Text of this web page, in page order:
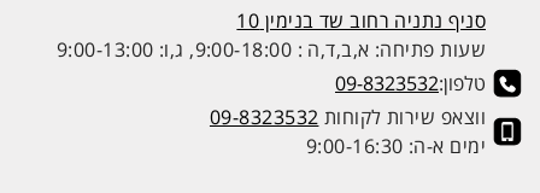
סניף נתניה רחוב שד בנימין 10
שעות פתיחה: א,ב,ד,ה : 9:00-18:00, ג,ו: 9:00-13:00
טלפון:09-8323532
ווצאפ שירות לקוחות 09-8323532
ימים א-ה: 9:00-16:30